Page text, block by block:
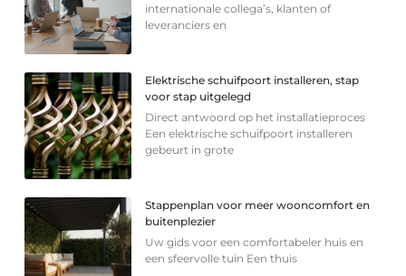
internationale collega’s, klanten of
leveranciers en
Elektrische schuifpoort installeren, stap
voor stap uitgelegd
Direct antwoord op het installatieproces
Een elektrische schuifpoort installeren
gebeurt in grote
Stappenplan voor meer wooncomfort en
buitenplezier
Uw gids voor een comfortabeler huis en
een sfeervolle tuin Een thuis